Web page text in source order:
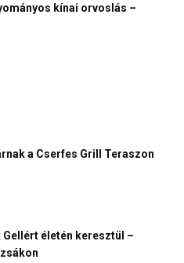
kínai orvoslás –
a Cserfes Grill Teraszon
életén keresztül –